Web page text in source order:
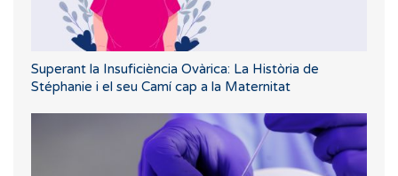
Superant la Insuficiència Ovàrica: La Història de
Stéphanie i el seu Camí cap a la Maternitat